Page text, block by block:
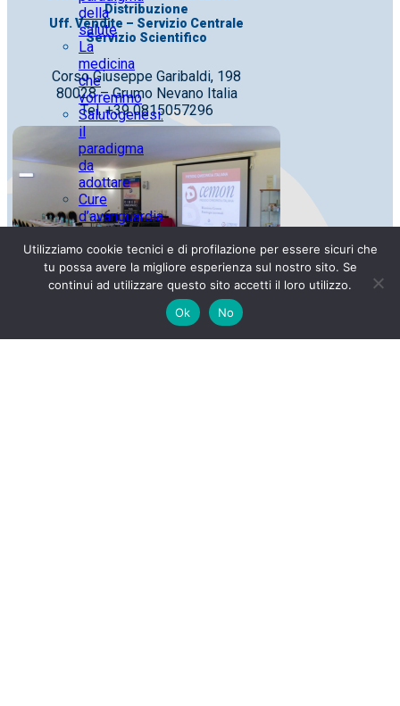
della
salute
La
medicina
che
vorremmo
Salutogenesi:
il
paradigma
da
adottare
Cure
d’avanguardia
su
conoscenze
antiche
vocazione
Distribuzione
Uff. Vendite – Servizio Centrale
Servizio Scientifico
Corso Giuseppe Garibaldi, 198
80028 – Grumo Nevano Italia
Tel. +39 0815057296
Utilizziamo cookie tecnici e di profilazione per essere sicuri che
tu possa avere la migliore esperienza sul nostro sito. Se
continui ad utilizzare questo sito accetti il loro utilizzo.
Ok
No